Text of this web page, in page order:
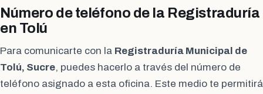
Número de teléfono de la Registraduría
en Tolú
Para comunicarte con la Registraduría Municipal de
Tolú, Sucre, puedes hacerlo a través del número de
teléfono asignado a esta oficina. Este medio te permitirá